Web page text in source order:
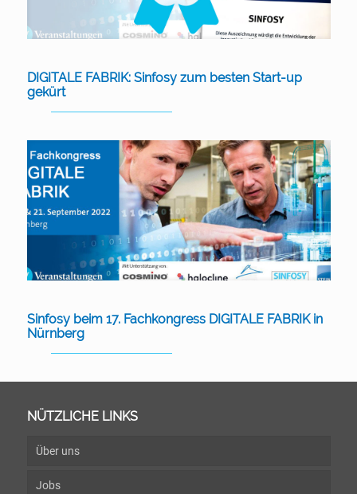
DIGITALE FABRIK: Sinfosy zum besten Start-up
gekürt
Sinfosy beim 17. Fachkongress DIGITALE FABRIK in
Nürnberg
NÜTZLICHE LINKS
Über uns
Jobs